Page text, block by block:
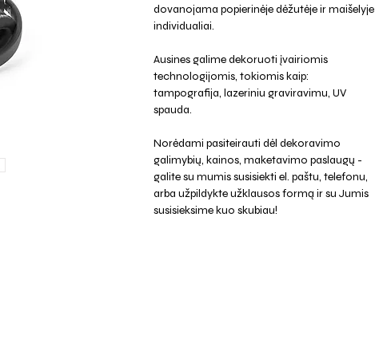
dovanojama popierinėje dėžutėje ir maišelyje
individualiai.
Ausines galime dekoruoti įvairiomis
technologijomis, tokiomis kaip:
tampografija, lazeriniu graviravimu, UV
spauda.
Norėdami pasiteirauti dėl dekoravimo
galimybių, kainos, maketavimo paslaugų -
galite su mumis susisiekti el. paštu, telefonu,
arba užpildykte užklausos formą ir su Jumis
susisieksime kuo skubiau!